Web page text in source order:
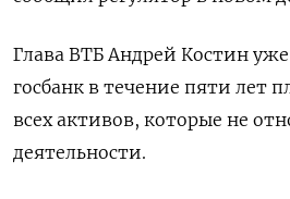
Глава ВТБ Андрей Костин
госбанк в течение пяти лет
всех активов, которые не
деятельности.